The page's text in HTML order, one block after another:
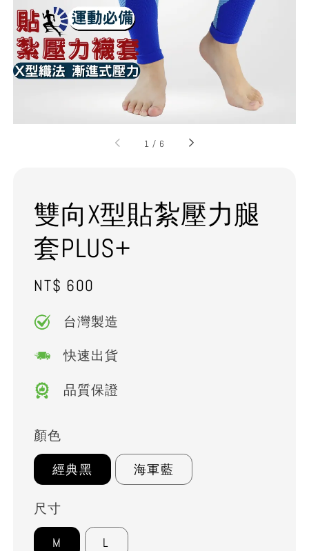
1 / 6
雙向X型貼紮壓力腿
套PLUS+
Regular
NT$ 600
台灣製造
快速出貨
品質保證
顏色
經典黑 海軍藍
尺寸
M L